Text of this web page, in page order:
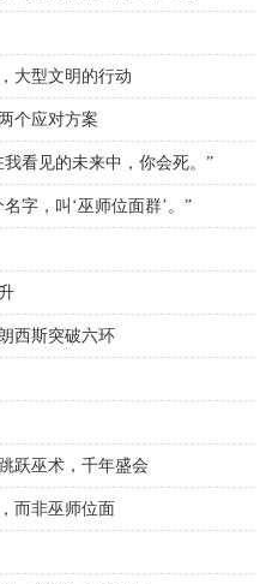
大型文明的行动
个应对方案
看见的未来中，你会死。”
字，叫‘巫师位面群’。”
西斯突破六环
跃巫术，千年盛会
而非巫师位面